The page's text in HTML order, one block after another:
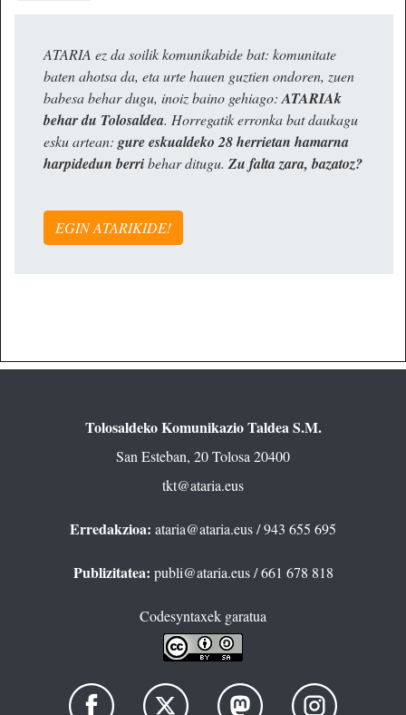
ATARIA ez da soilik komunikabide bat: komunitate
baten ahotsa da, eta urte hauen guztien ondoren, zuen
babesa behar dugu, inoiz baino gehiago: ATARIAk
behar du Tolosaldea. Horregatik erronka bat daukagu
esku artean: gure eskualdeko 28 herrietan hamarna
harpidedun berribehar ditugu. Zu falta zara, bazatoz?
EGIN ATARIKIDE!
Tolosaldeko Komunikazio Taldea S.M.
San Esteban, 20 Tolosa 20400
tkt@ataria.eus
Erredakzioa: ataria@ataria.eus/ 943 655 695
Publizitatea: publi@ataria.eus/ 661 678 818
Codesyntaxek garatua